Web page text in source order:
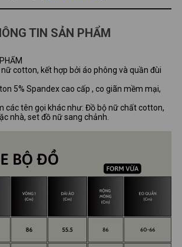
TIN SẢN PHẨM
cotton, kết hợp bởi áo phông và quần đùi
5% Spandex cao cấp , co giãn mềm mại,
các tên gọi khác như: Đồ bộ nữ chất cotton,
nhà, set đồ nữ sang chảnh.